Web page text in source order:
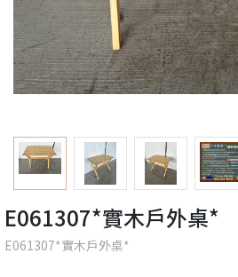
E061307*實木戶外桌*
E061307*實木戶外桌*